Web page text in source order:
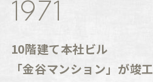
1971
10階建て本社ビル
「金谷マンション」が竣工